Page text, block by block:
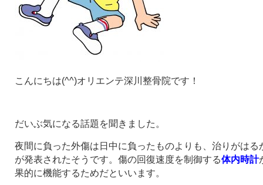
こんにちは(^^)オリエンテ深川整骨院です！
だいぶ気になる話題を聞きました。
夜間に負った外傷は日中に負ったものよりも、治りがはる
が発表されたそうです。傷の回復速度を制御する体内時計
果的に機能するためだといいます。